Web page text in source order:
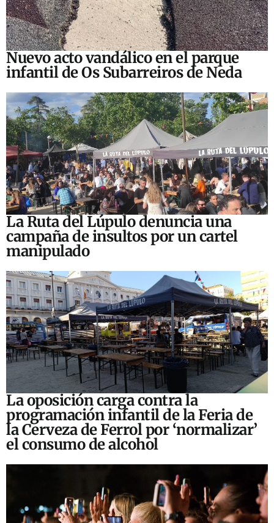
Nuevo acto vandálico en el parque
infantil de Os Subarreiros de Neda
La Ruta del Lúpulo denuncia una
campaña de insultos por un cartel
manipulado
La oposición carga contra la
programación infantil de la Feria de
la Cerveza de Ferrol por ‘normalizar’
el consumo de alcohol